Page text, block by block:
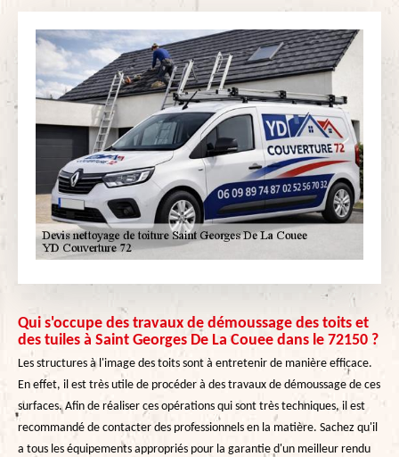
Qui s'occupe des travaux de démoussage des toits et
des tuiles à Saint Georges De La Couee dans le 72150 ?
Les structures à l'image des toits sont à entretenir de manière efficace.
En effet, il est très utile de procéder à des travaux de démoussage de ces
surfaces. Afin de réaliser ces opérations qui sont très techniques, il est
recommandé de contacter des professionnels en la matière. Sachez qu'il
a tous les équipements appropriés pour la garantie d'un meilleur rendu